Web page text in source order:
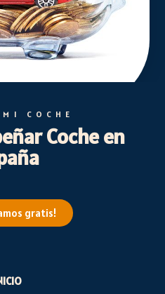
COCHE
Coche en
gratis!